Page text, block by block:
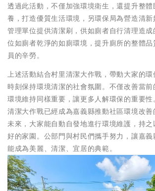
透過此活動，不僅加強環境衛生，還提升整
養，打造優質生活環境，另環保局為營造清
管理單位提供清潔刷，供如廁者自行清理造
位如廁者乾淨的如廁環境，提升廁所的整體
員的辛勞。
上述活動結合村里清潔大作戰，帶動大家的
時刻保持環境清潔的社會氛圍。不僅改善當
環境維持同樣重要，讓更多人解環保的重要
清潔大作戰已經成為嘉義縣推動社區環境改
未來，大家能自動自發地進行環境維護，持
好的家園。公部門與村民們攜手努力，讓嘉
能成為美麗、清潔、宜居的典範。